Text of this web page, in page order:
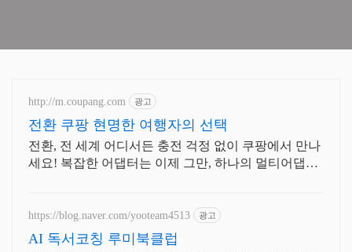
http://m.coupang.com 광고
전환 쿠팡 현명한 여행자의 선택
전환, 전 세계 어디서든 충전 걱정 없이 쿠팡에서 만나
세요! 복잡한 어댑터는 이제 그만, 하나의 멀티어댑터,
https://blog.naver.com/yooteam4513 광고
AI 독서코칭 루미북클럽